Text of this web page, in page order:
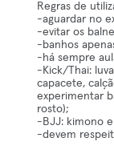
Regras de
-aguardar no
-evitar os
-banhos
-há sempre
-Kick/Thai:
capacete,
experimentar
rosto);
-BJJ: kimono
-devem